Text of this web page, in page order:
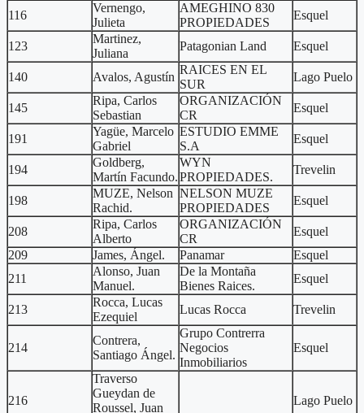
116
Vernengo,
Julieta
AMEGHINO 830
PROPIEDADES
Esquel
123
Martinez,
Juliana
Patagonian Land Esquel
140 Avalos, Agustín
RAICES EN EL
SUR
Lago Puelo
145
Ripa, Carlos
Sebastian
ORGANIZACIÓN
CR
Esquel
191
Yagüe, Marcelo
Gabriel
ESTUDIO EMME
S.A
Esquel
194
Goldberg,
Martín Facundo.
WYN
PROPIEDADES.
Trevelin
198
MUZE, Nelson
Rachid.
NELSON MUZE
PROPIEDADES
Esquel
208
Ripa, Carlos
Alberto
ORGANIZACIÓN
CR
Esquel
209
James, Ángel. Panamar
Esquel
211
Alonso, Juan
Manuel.
De la Montaña
Bienes Raices.
Esquel
213
Rocca, Lucas
Ezequiel
Lucas Rocca Trevelin
214
Contrera,
Santiago Ángel.
Grupo Contrerra
Negocios
Inmobiliarios
Esquel
216
Traverso
Gueydan de
Roussel, Juan
Lago Puelo